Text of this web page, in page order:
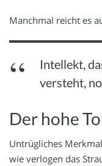
Manchmal reicht es
Intellekt,
versteht,
Der hohe
Untrügliches
wie verlogen das